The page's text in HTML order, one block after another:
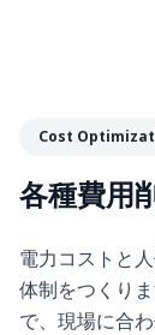
Cost
各種費用
電力コストと
体制をつくり
で、現場に合